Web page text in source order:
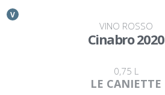
V
VINO ROSSO
Cinabro 2020
0,75 L
LE CANIETTE